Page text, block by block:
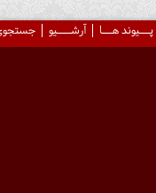
پـــیوند هـــا آرشــــیو